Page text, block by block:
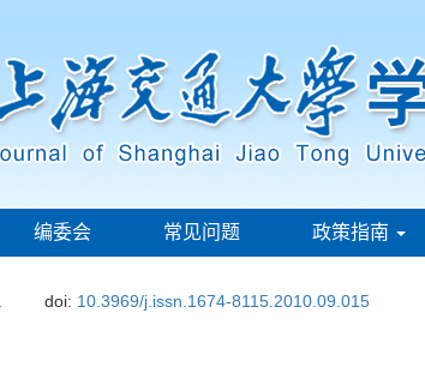
编委会 常见问题 政策指南
doi: 10.3969/j.issn.1674-8115.2010.09.015